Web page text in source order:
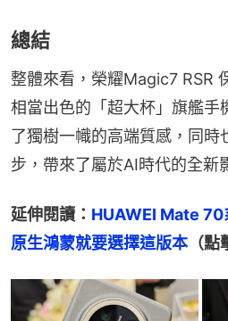
總結
整體來看，榮耀Magic7 RSR
相當出色的「超大杯」旗艦手
了獨樹一幟的高端質感，同時
步，帶來了屬於AI時代的全新
延伸閱讀： HUAWEI Mate 70
原生鴻蒙就要選擇這版本（點